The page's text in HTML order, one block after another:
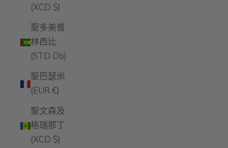
(XCD $)
聖多美普
林西比
(STD Db)
聖巴瑟米
(EUR €)
聖文森及
格瑞那丁
(XCD $)